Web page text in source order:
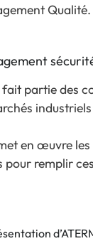
Qualité.
partie des
en œuvre
pour remplir